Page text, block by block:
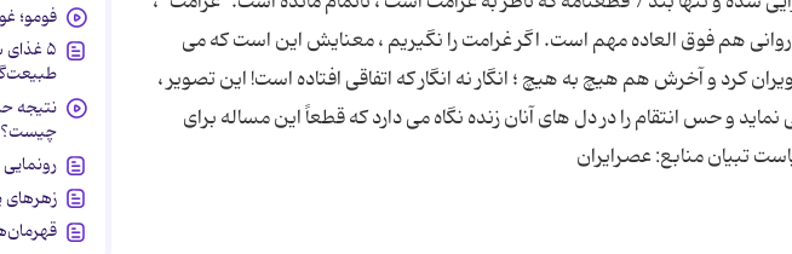
هم فوق العاده مهم است. اگر غرامت را نگیریم ، معنایش این است که می
کرد و آخرش هم هیچ به هیچ ؛ انگار نه انگار که اتفاقی افتاده است! این تصویر ،
و حس انتقام را در دل های آنان زنده نگاه می دارد که قطعاً این مساله برای
تبیان منابع: عصرایران
فومو؛
۵
نتیجه
چیست؟
زهرهای